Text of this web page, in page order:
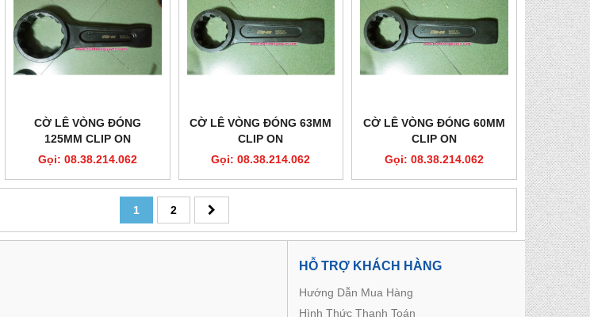
CỜ LÊ VÒNG ĐÓNG
125MM CLIP ON
Gọi: 08.38.214.062
CỜ LÊ VÒNG ĐÓNG 63MM
CLIP ON
Gọi: 08.38.214.062
CỜ LÊ VÒNG ĐÓNG 60MM
CLIP ON
Gọi: 08.38.214.062
1 2
HỖ TRỢ KHÁCH HÀNG
Hướng Dẫn Mua Hàng
Hình Thức Thanh Toán